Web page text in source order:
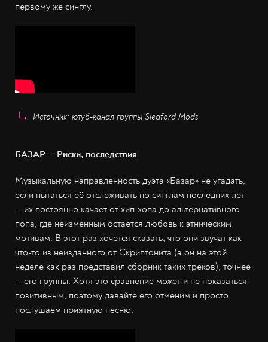
первому же синглу.
Источник: ютуб-канал группы Sleaford Mods
БАЗАР — Риски, последствия
Музыкальную направленность дуэта «Базар» не угадать,
если пытаться её отслеживать по синглам последних лет
— их постоянно качает от хип-хопа до альтернативного
попа, где неизменным остаётся любовь к этническим
мотивам. В этот раз хочется сказать, что они звучат как
что-то из неизданного от Скриптонита (а он на этой
неделе как раз представил сборник таких треков), точнее
— его группы. Хотя это сравнение может и не показаться
позитивным, поэтому давайте его отменим и просто
послушаем приятную песню.